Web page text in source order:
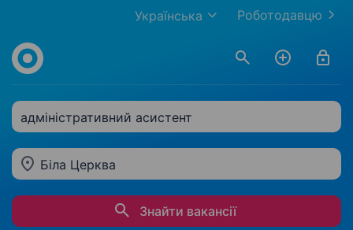
Роботодавцю
Українська
адміністративний асистент
Біла Церква
Знайти вакансії